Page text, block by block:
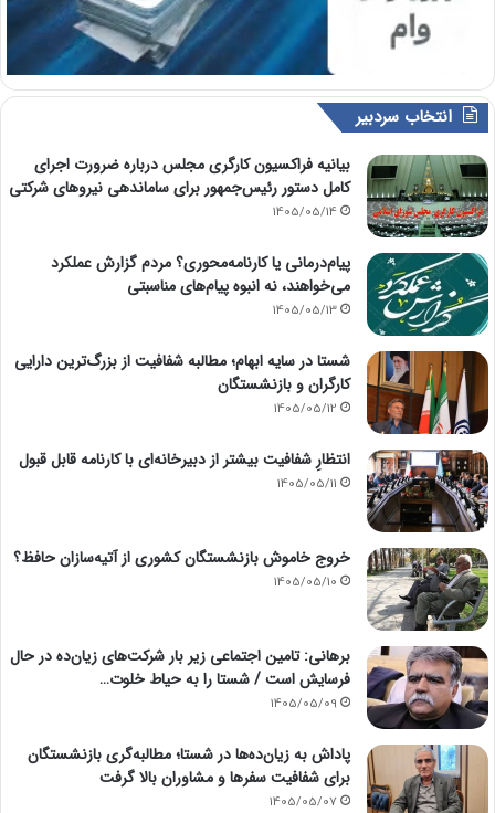
انتخاب سردبیر
بیانیه فراکسیون کارگری مجلس درباره ضرورت اجرای
کامل دستور رئیس‌جمهور برای ساماندهی نیروهای شرکتی
1405/05/14
پیام‌درمانی یا کارنامه‌محوری؟ مردم گزارش عملکرد
می‌خواهند، نه انبوه پیام‌های مناسبتی
1405/05/13
شستا در سایه ابهام؛ مطالبه شفافیت از بزرگ‌ترین دارایی
کارگران و بازنشستگان
1405/05/12
انتظارِ شفافیت بیشتر از دبیرخانه‌ای با کارنامه قابل قبول
1405/05/11
خروج خاموش بازنشستگان کشوری از آتیه‌سازان حافظ؟
1405/05/10
برهانی: تامین اجتماعی زیر بار شرکت‌های زیان‌ده در حال
فرسایش است / شستا را به حیاط خلوت…
1405/05/09
پاداش به زیان‌ده‌ها در شستا؛ مطالبه‌گری بازنشستگان
برای شفافیت سفرها و مشاوران بالا گرفت
1405/05/07